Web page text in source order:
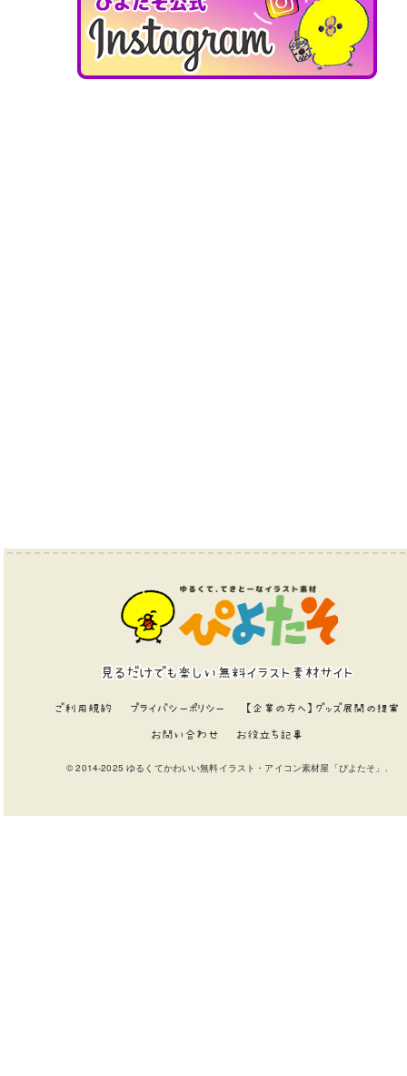
見るだけでも楽しい無料イラスト素材サイト
ご利用規約 プライバシーポリシー 【企業の方へ】グッズ展開の提案
お問い合わせ お役立ち記事
© 2014-2025 ゆるくてかわいい無料イラスト・アイコン素材屋「ぴよたそ」.